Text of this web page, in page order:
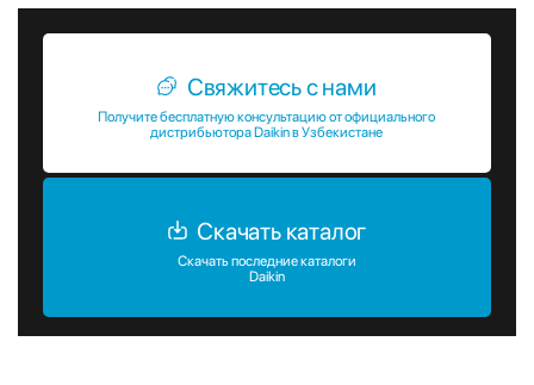
Свяжитесь с нами
Получите бесплатную консультацию от официального
дистрибьютора Daikin в Узбекистане
Скачать каталог
Скачать последние каталоги
Daikin